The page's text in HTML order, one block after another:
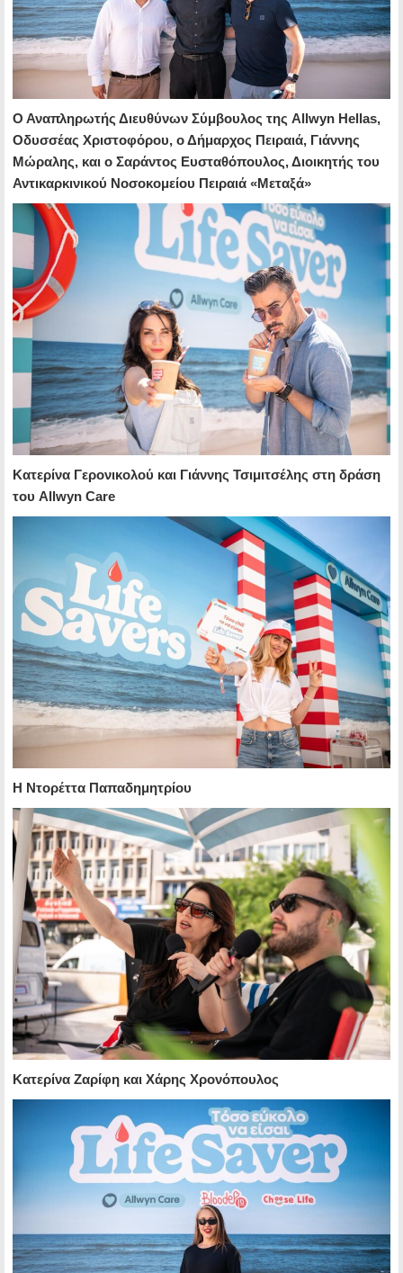
Ο Αναπληρωτής Διευθύνων Σύμβουλος της Allwyn Hellas,
Οδυσσέας Χριστοφόρου, ο Δήμαρχος Πειραιά, Γιάννης
Μώραλης, και ο Σαράντος Ευσταθόπουλος, Διοικητής του
Αντικαρκινικού Νοσοκομείου Πειραιά «Μεταξά»
Κατερίνα Γερονικολού και Γιάννης Τσιμιτσέλης στη δράση
του Allwyn Care
Η Ντορέττα Παπαδημητρίου
Κατερίνα Ζαρίφη και Χάρης Χρονόπουλος